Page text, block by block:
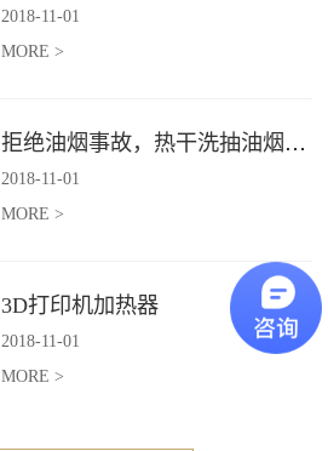
2018-11-01
MORE >
拒绝油烟事故，热干洗抽油烟机给你安全洁净厨房
2018-11-01
MORE >
3D打印机加热器
2018-11-01
MORE >